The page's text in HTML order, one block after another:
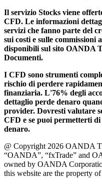
Il servizio Stocks viene
CFD. Le informazioni
servizi che fanno parte del
sui costi e sulle commissioni
disponibili sul sito OANDA
Documenti.
I CFD sono strumenti
rischio di perdere
finanziaria. L'76% degli
dettaglio perde denaro
provider. Dovresti valutare
CFD e se puoi permetterti
denaro.
@ Copyright 2026 OANDA
“OANDA”, “fxTrade” and
owned by OANDA
this website are the property